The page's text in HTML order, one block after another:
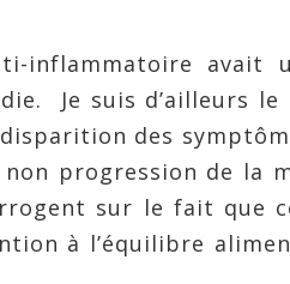
inflammatoire avait
Je suis d’ailleurs
des
progression de la
sur le fait que
à l’équilibre